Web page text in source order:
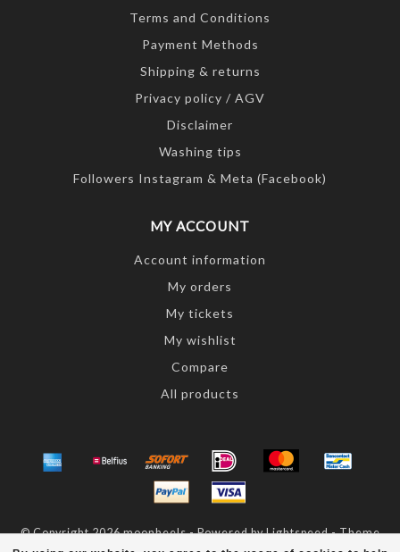
Terms and Conditions
Payment Methods
Shipping & returns
Privacy policy / AGV
Disclaimer
Washing tips
Followers Instagram & Meta (Facebook)
MY ACCOUNT
Account information
My orders
My tickets
My wishlist
Compare
All products
© Copyright 2026 moonheels - Powered byLightspeed- Theme